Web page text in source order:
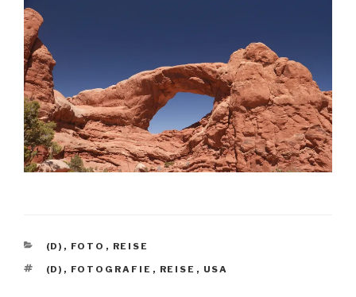
KATEGORIEN
(D) , FOTO , REISE
SCHLAGWÖRTER
(D) , FOTOGRAFIE , REISE , USA